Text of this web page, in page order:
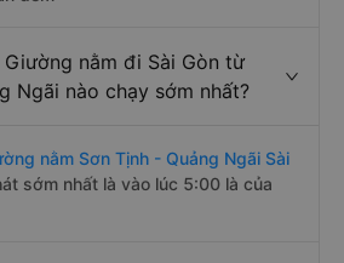
Giường nằm đi Sài Gòn từ
Ngãi nào chạy sớm nhất?
nằm Sơn Tịnh - Quảng Ngãi Sài
sớm nhất là vào lúc 5:00 là của